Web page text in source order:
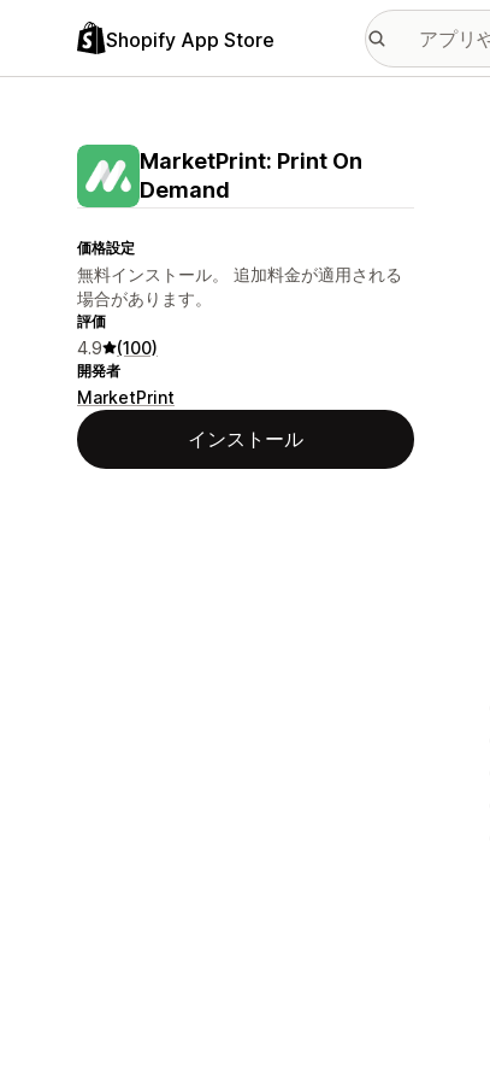
Shopify App Store
MarketPrint: Print On
Demand
価格設定
無料インストール。 追加料金が適用される
場合があります。
評価
4.9 (100)
開発者
MarketPrint
インストール